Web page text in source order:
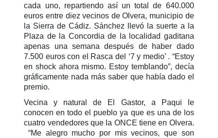
cada uno, repartiendo así un total de 640.000
euros entre diez vecinos de Olvera, municipio de
la Sierra de Cádiz. Sánchez llevó la suerte a la
Plaza de la Concordia de la localidad gaditana
apenas una semana después de haber dado
7.500 euros con el Rasca del ‘7 y medio’ . “Estoy
en shock ahora mismo. Estoy temblando”, decía
gráficamente nada más saber que había dado el
premio.
Vecina y natural de El Gastor, a Paqui le
conocen en todo el pueblo ya que es una de los
cuatro vendedores que la ONCE tiene en Olvera.
“Me alegro mucho por mis vecinos, que son